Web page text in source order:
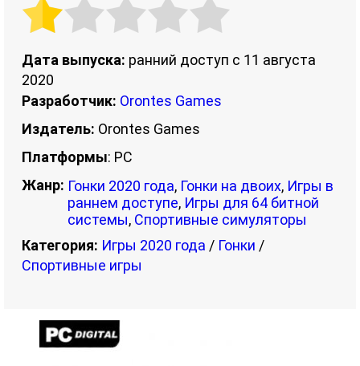
Дата выпуска: ранний доступ с 11 августа
2020
Разработчик: Orontes Games
Издатель: Orontes Games
Платформы: PC
Жанр: Гонки 2020 года, Гонки на двоих, Игры в
раннем доступе, Игры для 64 битной
системы, Спортивные симуляторы
Категория: Игры 2020 года / Гонки /
Спортивные игры